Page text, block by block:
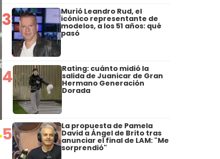
3 Murió Leandro Rud, el
icónico representante de
modelos, a los 51 años: qué
pasó
4 Rating: cuánto midió la
salida de Juanicar de Gran
Hermano Generación
Dorada
5 La propuesta de Pamela
David a Ángel de Brito tras
anunciar el final de LAM: "Me
sorprendió"